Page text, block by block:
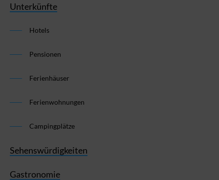
Unterkünfte
Hotels
Pensionen
Ferienhäuser
Ferienwohnungen
Campingplätze
Sehenswürdigkeiten
Gastronomie